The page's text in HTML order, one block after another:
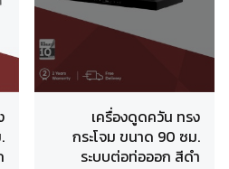
เครื่องดูดควัน ทรง
กระโจม ขนาด 90 ซม.
ระบบต่อท่อออก สีดำ